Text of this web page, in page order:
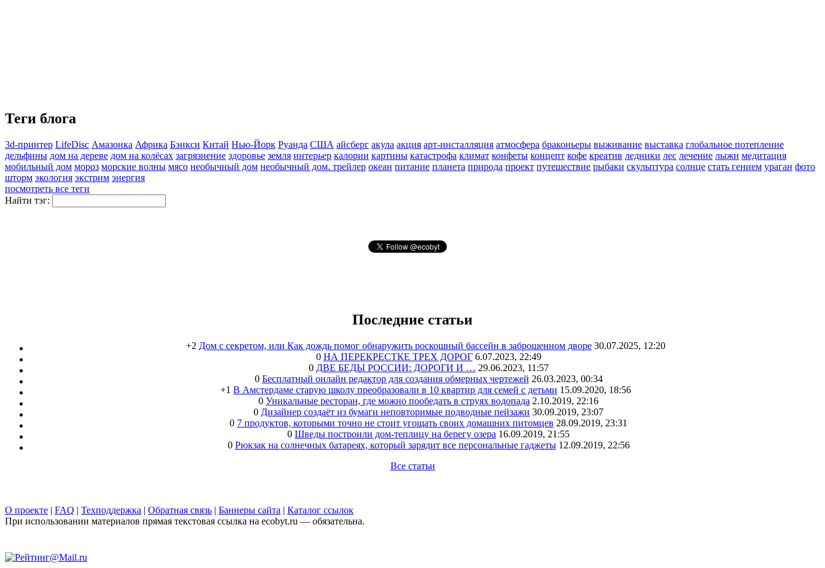
Теги блога
3d-принтер LifeDisc Амазонка Африка Бэнкси Китай Нью-Йорк Руанда США айсберг акула акция арт-инсталляция атмосфера браконьеры выживание выставка глобальное потепление
дельфины дом на дереве дом на колёсах загрязнение здоровье земля интерьер калории картины катастрофа климат конфеты концепт кофе креатив ледники лес лечение лыжи медитация
мобильный дом мороз морские волны мясо необычный дом необычный дом. трейлер океан питание планета природа проект путешествие рыбаки скульптура солнце стать гением ураган фото
шторм экология экстрим энергия
посмотреть все теги
Найти тэг:
Последние статьи
+2 Дом с секретом, или Как дождь помог обнаружить роскошный бассейн в заброшенном дворе 30.07.2025, 12:20
0 НА ПЕРЕКРЕСТКЕ ТРЕХ ДОРОГ 6.07.2023, 22:49
0 ДВЕ БЕДЫ РОССИИ: ДОРОГИ И … 29.06.2023, 11:57
0 Бесплатный онлайн редактор для создания обмерных чертежей 26.03.2023, 00:34
+1 В Амстердаме старую школу преобразовали в 10 квартир для семей с детьми 15.09.2020, 18:56
0 Уникальные ресторан, где можно пообедать в струях водопада 2.10.2019, 22:16
0 Дизайнер создаёт из бумаги неповторимые подводные пейзажи 30.09.2019, 23:07
0 7 продуктов, которыми точно не стоит угощать своих домашних питомцев 28.09.2019, 23:31
0 Шведы построили дом-теплицу на берегу озера 16.09.2019, 21:55
0 Рюкзак на солнечных батареях, который зарядит все персональные гаджеты 12.09.2019, 22:56
Все статьи
О проекте | FAQ | Техподдержка | Обратная связь | Баннеры сайта | Каталог ссылок
При использовании материалов прямая текстовая ссылка на ecobyt.ru — обязательна.